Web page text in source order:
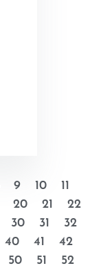
9 10
11
20 21
22
30 31
32
40 41
42
50 51
52